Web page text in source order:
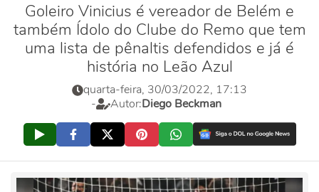
Goleiro Vinicius é vereador de Belém e
também Ídolo do Clube do Remo que tem
uma lista de pênaltis defendidos e já é
história no Leão Azul
quarta-feira, 30/03/2022, 17:13
-
Autor:Diego Beckman